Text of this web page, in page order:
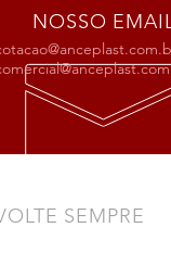
NOSSO
SEMPRE